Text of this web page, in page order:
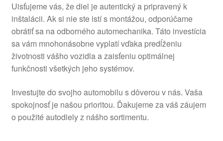
Uisťujeme vás, že diel je autentický a pripravený k
inštalácii. Ak si nie ste istí s montážou, odporúčame
obrátiť sa na odborného automechanika. Táto investícia
sa vám mnohonásobne vyplatí vďaka predĺženiu
životnosti vášho vozidla a zaisťeniu optimálnej
funkčnosti všetkých jeho systémov.
Investujte do svojho automobilu s dôverou v nás. Vaša
spokojnosť je našou prioritou. Ďakujeme za váš záujem
o použité autodiely z nášho sortimentu.